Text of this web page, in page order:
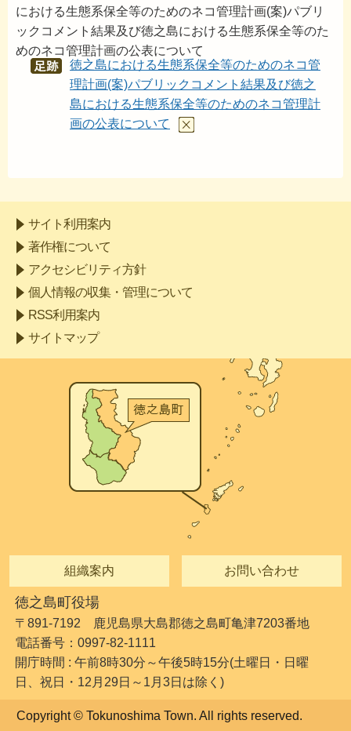
における生態系保全等のためのネコ管理計画(案)パブリ
ックコメント結果及び徳之島における生態系保全等のた
めのネコ管理計画の公表について
あし
徳之島における生態系保全等のためのネコ管
理計画(案)パブリックコメント結果及び徳之
島における生態系保全等のためのネコ管理計
画の公表について
サイト利用案内
著作権について
アクセシビリティ方針
個人情報の収集・管理について
RSS利用案内
サイトマップ
組織案内 お問い合わせ
徳之島町役場
〒891-7192 鹿児島県大島郡徳之島町亀津7203番地
電話番号：0997-82-1111
開庁時間 : 午前8時30分～午後5時15分(土曜日・日曜
日、祝日・12月29日～1月3日は除く)
Copyright © Tokunoshima Town. All rights reserved.